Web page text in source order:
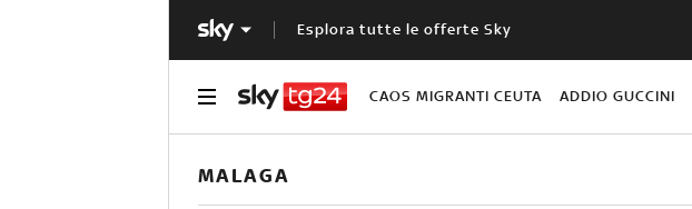
Esplora tutte le offerte Sky
CAOS MIGRANTI CEUTA ADDIO GUCCINI
MALAGA